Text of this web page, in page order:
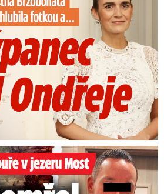
Zemřel táta Dominik (†28)